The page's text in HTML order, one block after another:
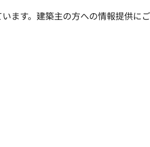
ます。建築主の方への情報提供に